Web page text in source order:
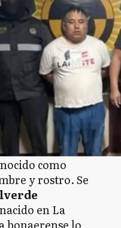
como
y rostro. Se
en La
bonaerense lo